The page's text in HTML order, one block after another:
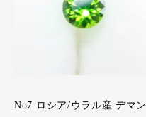
No7 ロシア/ウラル産 デマン